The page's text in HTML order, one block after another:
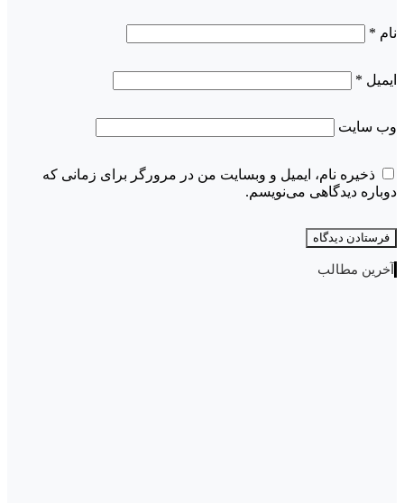
نام *
ایمیل *
وب‌ سایت
ذخیره نام، ایمیل و وبسایت من در مرورگر برای زمانی که
دوباره دیدگاهی می‌نویسم.
آخرین مطالب